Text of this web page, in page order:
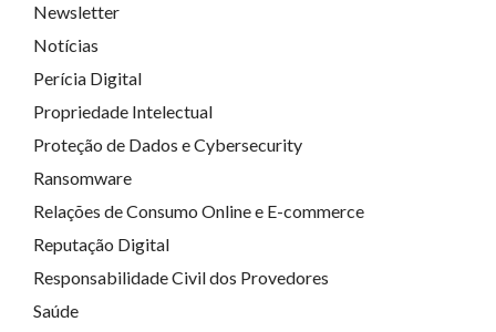
Newsletter
Notícias
Perícia Digital
Propriedade Intelectual
Proteção de Dados e Cybersecurity
Ransomware
Relações de Consumo Online e E-commerce
Reputação Digital
Responsabilidade Civil dos Provedores
Saúde